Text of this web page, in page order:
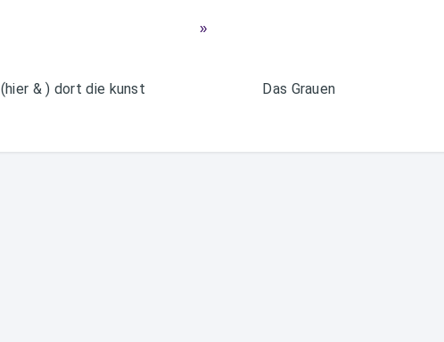
(hier & ) dort die kunst Das Grauen